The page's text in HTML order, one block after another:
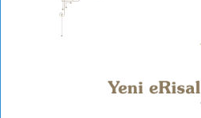
Yedinci, Sekizinci Küllî Şehadetler